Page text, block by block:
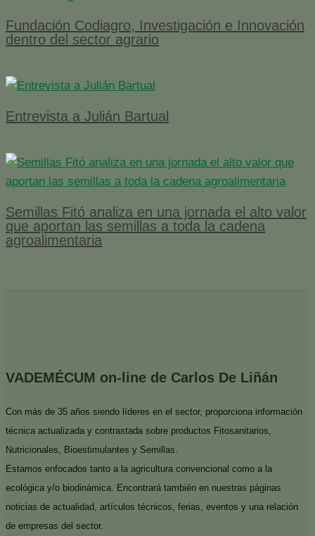
Fundación Codiagro, Investigación e Innovación
dentro del sector agrario
Entrevista a Julián Bartual
Semillas Fitó analiza en una jornada el alto valor
que aportan las semillas a toda la cadena
agroalimentaria
VADEMÉCUM on-line de Carlos De Liñán
Con más de 35 años siendo líderes en el sector, proporciona información
técnica actualizada y contrastada sobre productos Fitosanitarios,
Nutricionales, Bioestimulantes y Semillas.
Estamos enfocados tanto a la agricultura convencional como a la
ecológica y/o biodinámica. Encontrará también en nuestras páginas
noticias de actualidad, artículos técnicos, ferias, eventos y una relación
de empresas del sector.